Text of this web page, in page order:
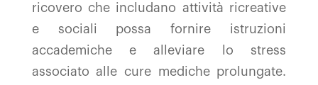
ricovero che includano attività ricreative
e sociali possa fornire istruzioni
accademiche e alleviare lo stress
associato alle cure mediche prolungate.